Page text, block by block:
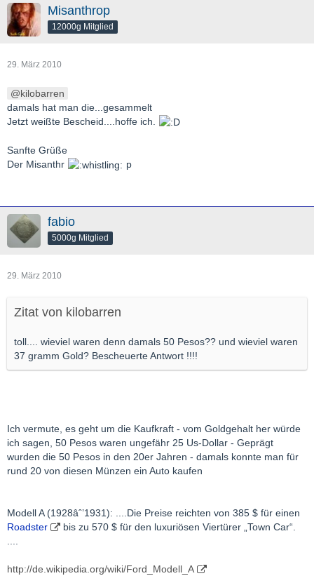
Misanthrop
12000g Mitglied
29. März 2010
kilobarren
damals hat man die...gesammelt
Jetzt weißte Bescheid....hoffe ich.
Sanfte Grüße
Der Misanthr
p
fabio
5000g Mitglied
29. März 2010
Zitat von kilobarren
toll.... wieviel waren denn damals 50 Pesos?? und wieviel waren
37 gramm Gold? Bescheuerte Antwort !!!!
Ich vermute, es geht um die Kaufkraft - vom Goldgehalt her würde
ich sagen, 50 Pesos waren ungefähr 25 Us-Dollar - Geprägt
wurden die 50 Pesos in den 20er Jahren - damals konnte man für
rund 20 von diesen Münzen ein Auto kaufen
Modell A (1928âˆ’1931): ....Die Preise reichten von 385 $ für einen
Roadster
bis zu 570 $ für den luxuriösen Viertürer „Town Car“.
....
http://de.wikipedia.org/wiki/Ford_Modell_A